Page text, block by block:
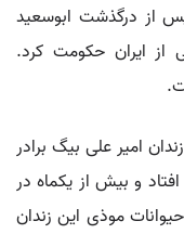
از درگذشت ابوسعید
از ایران حکومت کرد.
امیر علی بیگ برادر
و بیش از یکماه در
موذی این زندان